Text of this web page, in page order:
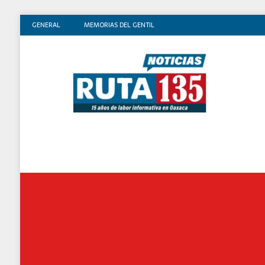
GENERAL MEMORIAS DEL GENTIL